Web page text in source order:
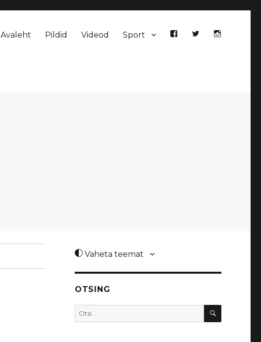
Avaleht Pildid Videod Sport
Vaheta teemat
OTSING
Otsi: OTSI